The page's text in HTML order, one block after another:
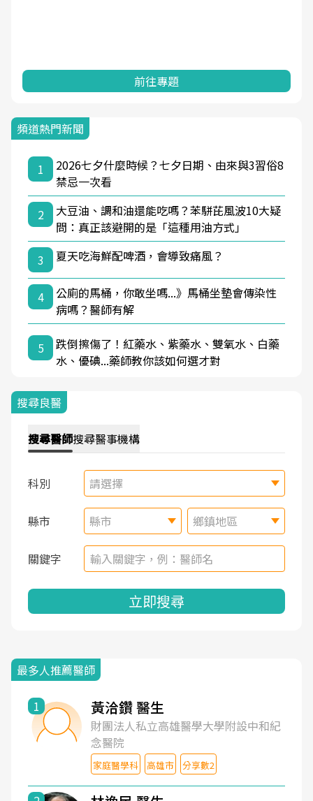
前往專題
頻道熱門新聞
1
2026七夕什麼時候？七夕日期、由來與3習俗8
禁忌一次看
2
大豆油、調和油還能吃嗎？苯駢芘風波10大疑
問：真正該避開的是「這種用油方式」
3
夏天吃海鮮配啤酒，會導致痛風？
4
公廁的馬桶，你敢坐嗎...》馬桶坐墊會傳染性
病嗎？醫師有解
5
跌倒擦傷了！紅藥水、紫藥水、雙氧水、白藥
水、優碘...藥師教你該如何選才對
搜尋良醫
搜尋醫師搜尋醫事機構
科別 請選擇
縣市 縣市 鄉鎮地區
關鍵字
立即搜尋
最多人推薦醫師
1 黃洽鑽 醫生
財團法人私立高雄醫學大學附設中和紀
念醫院
家庭醫學科 高雄市 分享數2